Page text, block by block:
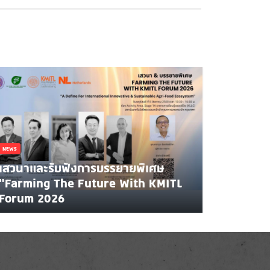
NEWS
สวนาและรับฟังการบรรยายพิเศษ
The Future With KMITL
Forum 2026